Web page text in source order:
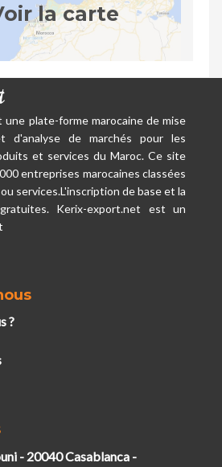
la carte
plate-forme marocaine de mise
d'analyse de marchés pour les
et services du Maroc. Ce site
entreprises marocaines classées
services.L'inscription de base et la
Kerix-export.net est un
?
- 20040 Casablanca -